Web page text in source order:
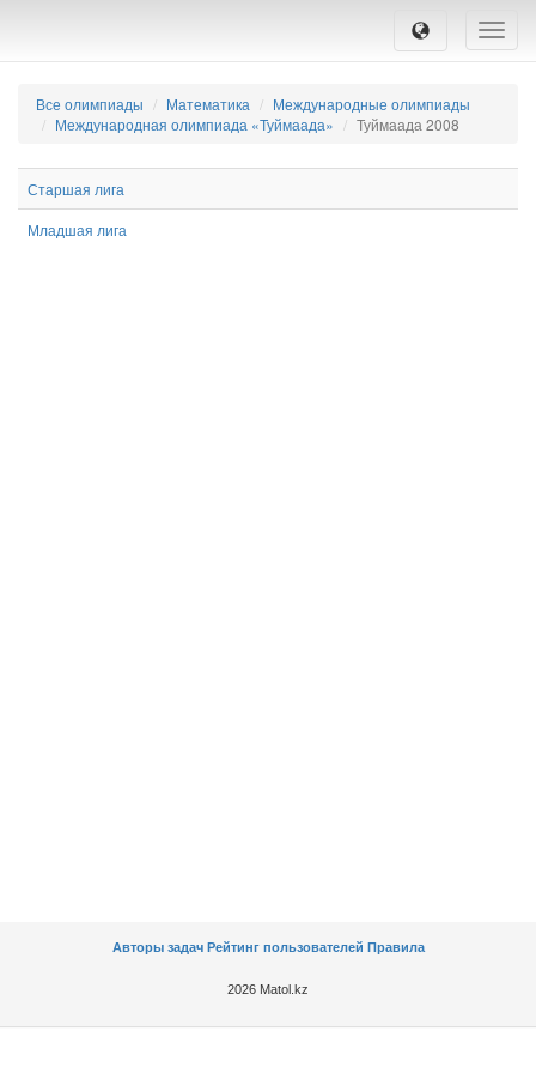
Toggle
Все олимпиады Математика
Международные олимпиады
Международная олимпиада «Туймаада»
Туймаада 2008
Старшая лига
Младшая лига
Авторы задач Рейтинг пользователей Правила
2026 Matol.kz